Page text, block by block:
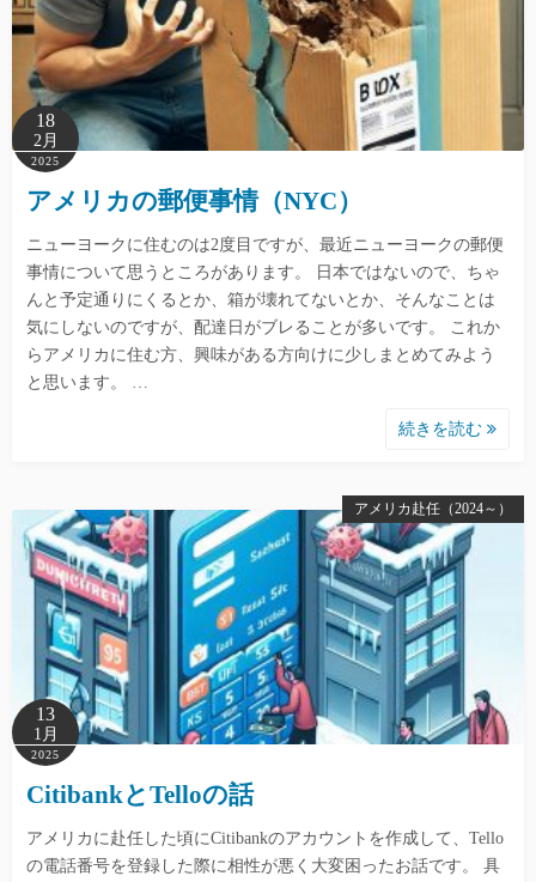
18
2月
2025
アメリカの郵便事情（NYC）
ニューヨークに住むのは2度目ですが、最近ニューヨークの郵便
事情について思うところがあります。 日本ではないので、ちゃ
んと予定通りにくるとか、箱が壊れてないとか、そんなことは
気にしないのですが、配達日がブレることが多いです。 これか
らアメリカに住む方、興味がある方向けに少しまとめてみよう
と思います。 …
続きを読む
アメリカ赴任（2024～）
13
1月
2025
CitibankとTelloの話
アメリカに赴任した頃にCitibankのアカウントを作成して、Tello
の電話番号を登録した際に相性が悪く大変困ったお話です。 具